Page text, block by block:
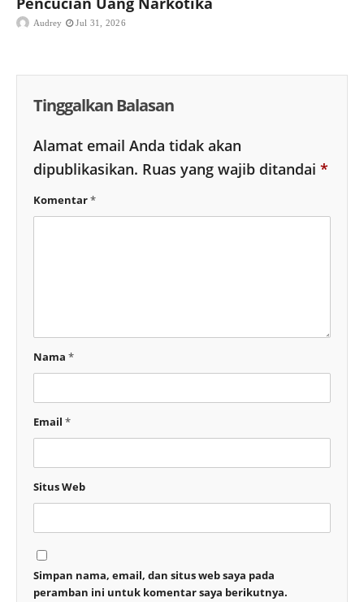
Audrey Jul 31, 2026
Tinggalkan Balasan
Alamat email Anda tidak akan
dipublikasikan. Ruas yang wajib ditandai *
Komentar*
Nama *
Email *
Situs Web
Simpan nama, email, dan situs web saya pada
peramban ini untuk komentar saya berikutnya.